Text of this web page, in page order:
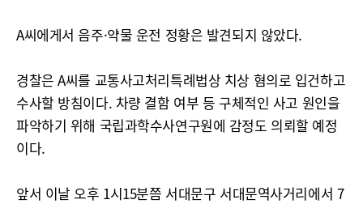
A씨에게서 음주·약물 운전 정황은 발견되지 않았다.
경찰은 A씨를 교통사고처리특례법상 치상 혐의로 입건하고
수사할 방침이다. 차량 결함 여부 등 구체적인 사고 원인을
파악하기 위해 국립과학수사연구원에 감정도 의뢰할 예정
이다.
앞서 이날 오후 1시15분쯤 서대문구 서대문역사거리에서 7